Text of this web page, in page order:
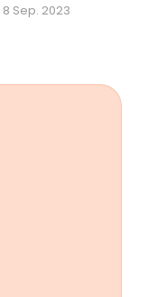
Sep. 2023